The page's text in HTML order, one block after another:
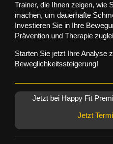
Trainer, die Ihnen zeigen, wie
machen, um dauerhafte
Investieren Sie in Ihre
Prävention und Therapie
Starten Sie jetzt Ihre Analyse
Beweglichkeitssteigerung!
Jetzt bei Happy Fit
Jetzt